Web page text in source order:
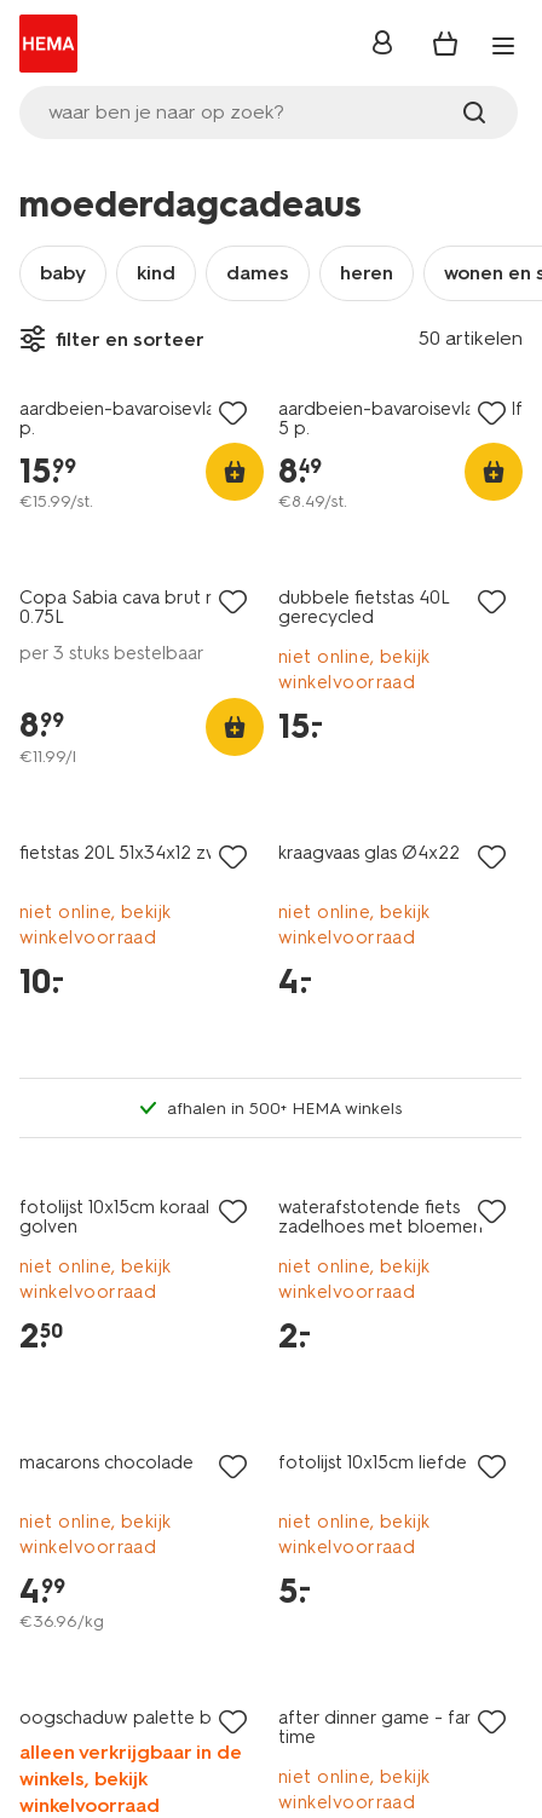
waar ben je naar op zoek?
inloggen
moederdagcadeaus
baby kind dames heren wonen en
filter en sorteer 50 artikelen
aardbeien-bavaroisevlaai 10
p.
15.
99
€15.99/st.
aardbeien-bavaroisevlaai half
5 p.
8.
49
€8.49/st.
8
Copa Sabia cava brut rosé
0.75L
per 3 stuks bestelbaar
8.
99
€11.99/l
dubbele fietstas 40L
gerecycled
niet online, bekijk
winkelvoorraad
15.
–
fietstas 20L 51x34x12 zwart
niet online, bekijk
winkelvoorraad
10.
–
kraagvaas glas Ø4x22
niet online, bekijk
winkelvoorraad
4.
–
afhalen in 500+ HEMA winkels
fotolijst 10x15cm koraal hout
golven
niet online, bekijk
winkelvoorraad
2.
50
waterafstotende fiets
zadelhoes met bloemen
niet online, bekijk
winkelvoorraad
2.
–
macarons chocolade
niet online, bekijk
winkelvoorraad
4.
99
€36.96/kg
fotolijst 10x15cm liefde
niet online, bekijk
winkelvoorraad
5.
–
oogschaduw palette bright
alleen verkrijgbaar in de
winkels, bekijk
winkelvoorraad
after dinner game - family
time
niet online, bekijk
winkelvoorraad